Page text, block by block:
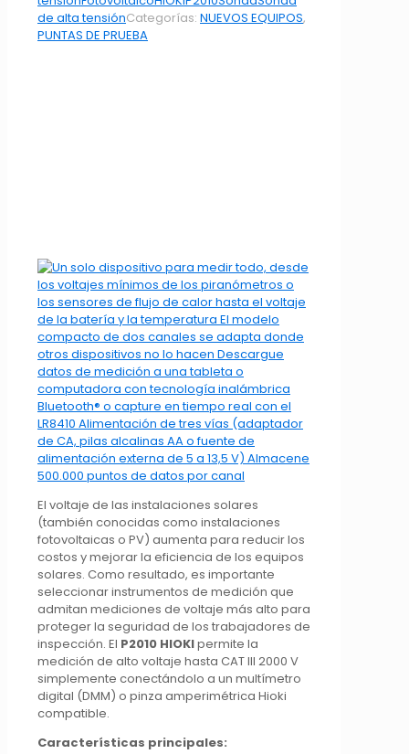
de alta tensiónCategorías: NUEVOS EQUIPOS,
PUNTAS DE PRUEBA
El voltaje de las instalaciones solares
(también conocidas como instalaciones
fotovoltaicas o PV) aumenta para reducir los
costos y mejorar la eficiencia de los equipos
solares. Como resultado, es importante
seleccionar instrumentos de medición que
admitan mediciones de voltaje más alto para
proteger la seguridad de los trabajadores de
inspección. El P2010 HIOKIpermite la
medición de alto voltaje hasta CAT III 2000 V
simplemente conectándolo a un multímetro
digital (DMM) o pinza amperimétrica Hioki
compatible.
Características principales: